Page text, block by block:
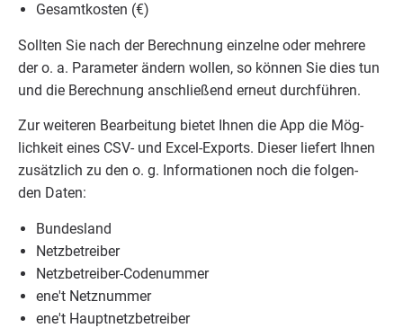
Gesamt­kos­ten (€)
Soll­ten Sie nach der Berech­nung ein­zel­ne oder meh­re­re
der o. a. Para­me­ter ändern wol­len, so kön­nen Sie dies tun
und die Berech­nung anschlie­ßend erneut durchführen.
Zur wei­te­ren Bear­bei­tung bie­tet Ihnen die App die Mög­
lich­keit eines CSV- und Excel-Exports. Die­ser lie­fert Ihnen
zusätz­lich zu den o. g. Infor­ma­tio­nen noch die fol­gen­
den Daten:
Bun­des­land
Netz­be­trei­ber
Netz­be­trei­ber-Code­num­mer
ene't Netz­num­mer
ene't Haupt­netz­be­trei­ber